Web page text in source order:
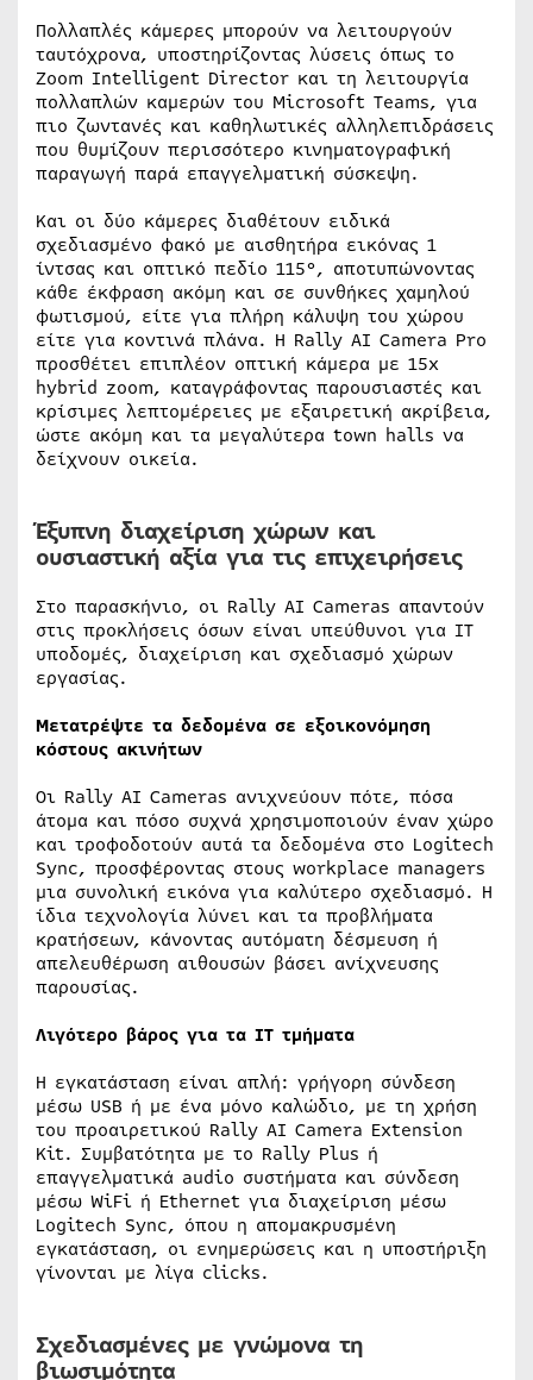
Πολλαπλές κάμερες μπορούν να λειτουργούν
ταυτόχρονα, υποστηρίζοντας λύσεις όπως το
Zoom Intelligent Director και τη λειτουργία
πολλαπλών καμερών του Microsoft Teams, για
πιο ζωντανές και καθηλωτικές αλληλεπιδράσεις
που θυμίζουν περισσότερο κινηματογραφική
παραγωγή παρά επαγγελματική σύσκεψη.
Και οι δύο κάμερες διαθέτουν ειδικά
σχεδιασμένο φακό με αισθητήρα εικόνας 1
ίντσας και οπτικό πεδίο 115°, αποτυπώνοντας
κάθε έκφραση ακόμη και σε συνθήκες χαμηλού
φωτισμού, είτε για πλήρη κάλυψη του χώρου
είτε για κοντινά πλάνα. Η Rally AI Camera Pro
προσθέτει επιπλέον οπτική κάμερα με 15x
hybrid zoom, καταγράφοντας παρουσιαστές και
κρίσιμες λεπτομέρειες με εξαιρετική ακρίβεια,
ώστε ακόμη και τα μεγαλύτερα town halls να
δείχνουν οικεία.
Έξυπνη διαχείριση χώρων και
ουσιαστική αξία για τις επιχειρήσεις
Στο παρασκήνιο, οι Rally AI Cameras απαντούν
στις προκλήσεις όσων είναι υπεύθυνοι για IT
υποδομές, διαχείριση και σχεδιασμό χώρων
εργασίας.
Μετατρέψτε τα δεδομένα σε εξοικονόμηση
κόστους ακινήτων
Οι Rally AI Cameras ανιχνεύουν πότε, πόσα
άτομα και πόσο συχνά χρησιμοποιούν έναν χώρο
και τροφοδοτούν αυτά τα δεδομένα στο Logitech
Sync, προσφέροντας στους workplace managers
μια συνολική εικόνα για καλύτερο σχεδιασμό. Η
ίδια τεχνολογία λύνει και τα προβλήματα
κρατήσεων, κάνοντας αυτόματη δέσμευση ή
απελευθέρωση αιθουσών βάσει ανίχνευσης
παρουσίας.
Λιγότερο βάρος για τα IT τμήματα
Η εγκατάσταση είναι απλή: γρήγορη σύνδεση
μέσω USB ή με ένα μόνο καλώδιο, με τη χρήση
του προαιρετικού Rally AI Camera Extension
Kit. Συμβατότητα με το Rally Plus ή
επαγγελματικά audio συστήματα και σύνδεση
μέσω WiFi ή Ethernet για διαχείριση μέσω
Logitech Sync, όπου η απομακρυσμένη
εγκατάσταση, οι ενημερώσεις και η υποστήριξη
γίνονται με λίγα clicks.
Σχεδιασμένες με γνώμονα τη
βιωσιμότητα